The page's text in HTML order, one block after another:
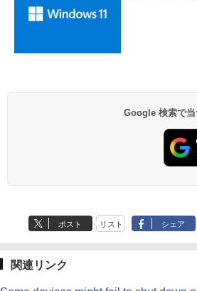
Google 検索で当
ポスト リスト シェア
関連リンク